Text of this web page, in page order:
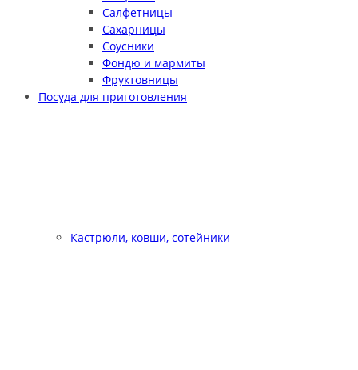
Салфетницы
Сахарницы
Соусники
Фондю и мармиты
Фруктовницы
Посуда для приготовления
Кастрюли, ковши, сотейники